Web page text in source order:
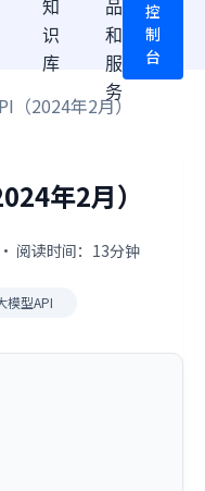
知
识
库
品
和
服
务
控
制
台
（2024年2月）
年2月）
阅读时间：13分钟
模型API